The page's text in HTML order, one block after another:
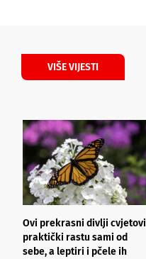
VIŠE VIJESTI
Ovi prekrasni divlji cvjetovi
praktički rastu sami od
sebe, a leptiri i pčele ih